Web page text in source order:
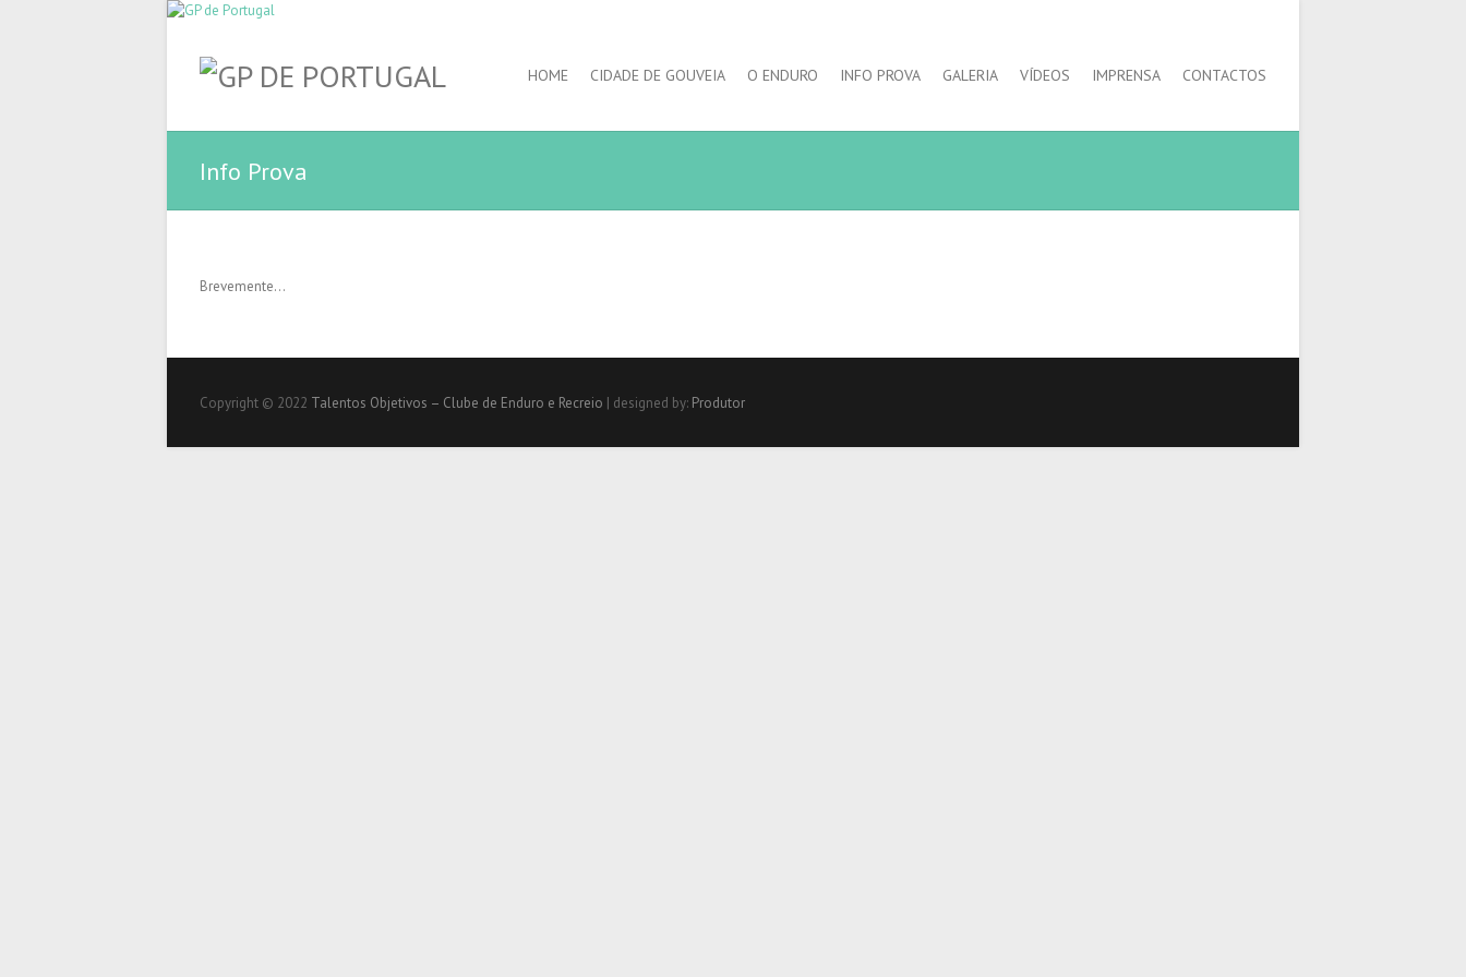
HOME CIDADE DE GOUVEIA O ENDURO INFO PROVA GALERIA VÍDEOS IMPRENSA CONTACTOS
Info Prova
Brevemente…
Copyright © 2022 Talentos Objetivos – Clube de Enduro e Recreio | designed by: Produtor